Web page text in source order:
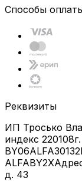
Способы
Реквизиты
ИП Тросько
индекс 220108
ALFABY2X
д. 43